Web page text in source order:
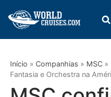
Início » Companhias » MSC »
Fantasia e Orchestra na